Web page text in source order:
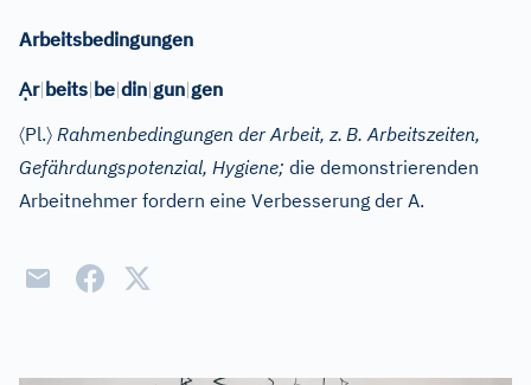
Arbeitsbedingungen
Ạr|beits|be|din|gun|gen
〈Pl.〉 Rahmenbedingungen der Arbeit, z. B. Arbeitszeiten,
Gefährdungspotenzial, Hygiene; die demonstrierenden
Arbeitnehmer fordern eine Verbesserung der A.